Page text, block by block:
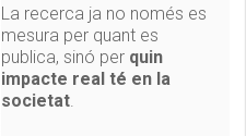
La recerca ja no només es
mesura per quant es
publica, sinó per quin
impacte real té en la
societat